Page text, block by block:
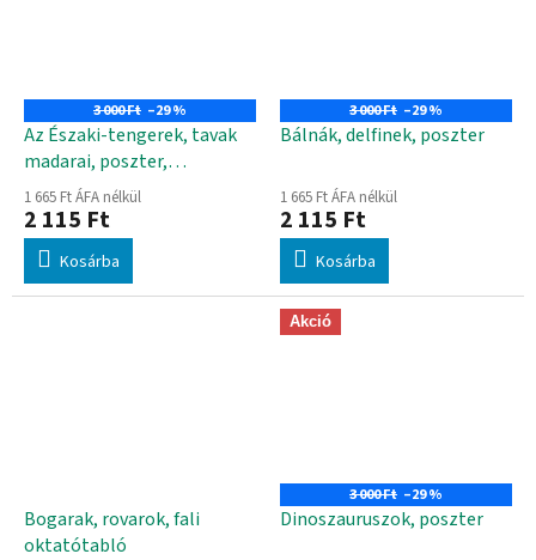
3 000 Ft –29 %
Az Északi-tengerek, tavak
madarai, poszter,
oktatótabló
1 665 Ft ÁFA nélkül
2 115 Ft
Kosárba
3 000 Ft –29 %
Bálnák, delfinek, poszter
1 665 Ft ÁFA nélkül
2 115 Ft
Kosárba
Bogarak, rovarok, fali
oktatótabló
Akció
3 000 Ft –29 %
Dinoszauruszok, poszter